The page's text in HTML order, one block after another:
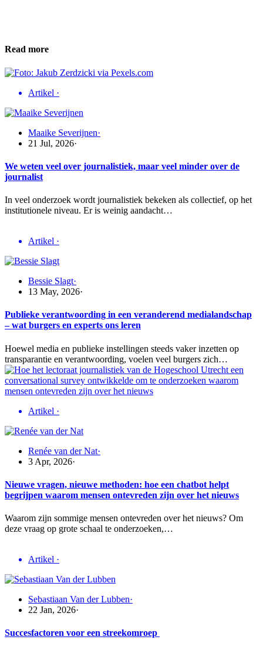
Read more
Artikel ·
Maaike Severijnen·
21 Jul, 2026·
We weten veel over journalistiek, maar veel minder over de
journalist
In veel onderzoek wordt journalistiek bekeken als collectief, op het
institutionele niveau. Er is weinig aandacht…
Artikel ·
Bessie Slagt·
13 May, 2026·
Publieke verantwoording in een veranderend medialandschap
– wat burgers en experts ons leren
Hoewel media en publieke instellingen steeds vaker inzetten op
transparantie en verantwoording, voelen veel burgers zich…
Artikel ·
Renée van der Nat·
3 Apr, 2026·
Nieuwe vragen, nieuwe methoden: hoe een chatbot helpt
begrijpen waarom mensen ontevreden zijn over het nieuws
Waarom zijn sommige mensen ontevreden over het nieuws? Om
deze vraag op grote schaal te onderzoeken,…
Artikel ·
Sebastiaan Van der Lubben·
22 Jan, 2026·
Succesfactoren voor een streekomroep